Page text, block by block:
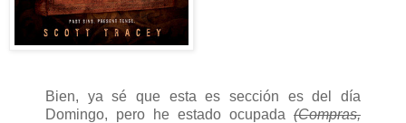
Bien, ya sé que esta es sección es del día
Domingo, pero he estado ocupada (Compras,